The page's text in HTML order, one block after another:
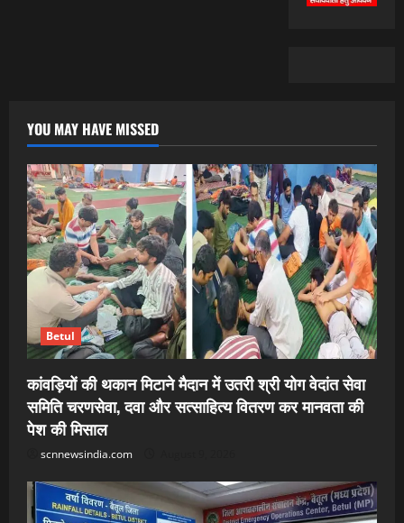
YOU MAY HAVE MISSED
Betul
कांवड़ियों की थकान मिटाने मैदान में उतरी श्री योग वेदांत सेवा
समिति चरणसेवा, दवा और सत्साहित्य वितरण कर मानवता की
पेश की मिसाल
scnnewsindia.com